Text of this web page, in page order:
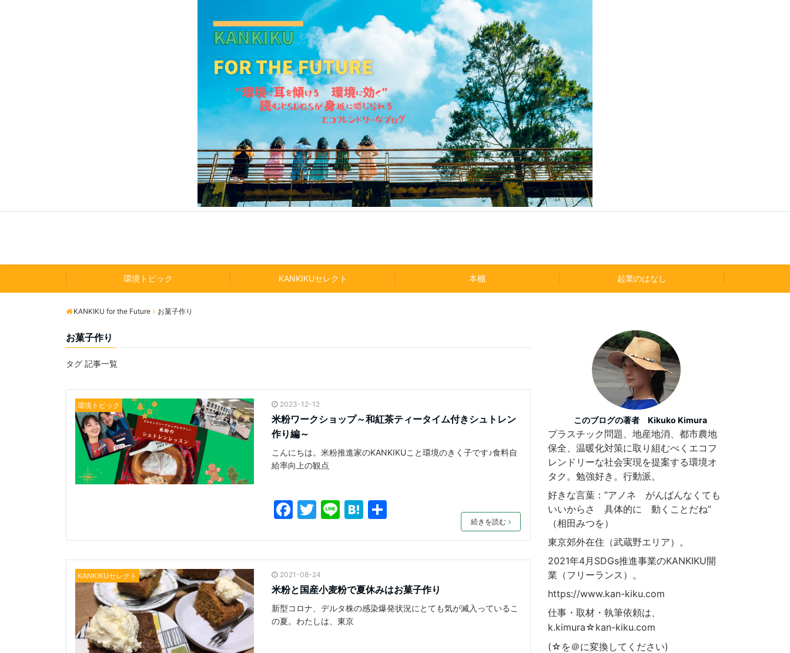
環境トピック KANKIKUセレクト 本棚 起業のはなし
KANKIKU for the Future お菓子作り
お菓子作り
タグ 記事一覧
環境トピック 2023-12-12
米粉ワークショップ～和紅茶ティータイム付きシュトレン
作り編～
こんにちは。米粉推進家のKANKIKUこと環境のきく子です♪食料自
給率向上の観点
F
c
e
b
o
o
T
itt
er
Li
e
H
e
n
a
共
続きを読む
KANKIKUセレクト 2021-08-24
米粉と国産小麦粉で夏休みはお菓子作り
新型コロナ、デルタ株の感染爆発状況にとても気が滅入っているこ
の夏。わたしは、東京
このブログの著者 Kikuko Kimura
プラスチック問題、地産地消、都市農地
保全、温暖化対策に取り組むべくエコフ
レンドリーな社会実現を提案する環境オ
タク。勉強好き。行動派。
好きな言葉：”アノネ がんばんなくても
いいからさ 具体的に 動くことだね”
（相田みつを）
東京郊外在住（武蔵野エリア）。
2021年4月SDGs推進事業のKANKIKU開
業（フリーランス）。
https://www.kan-kiku.com
仕事・取材・執筆依頼は、
k.kimura☆kan-kiku.com
(☆を＠に変換してください)